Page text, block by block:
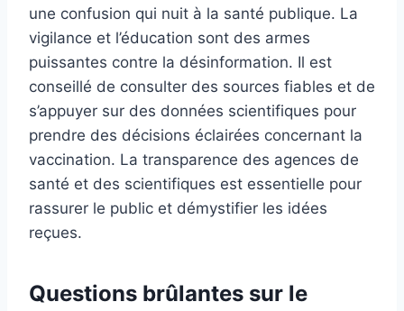
une confusion qui nuit à la santé publique. La
vigilance et l’éducation sont des armes
puissantes contre la désinformation. Il est
conseillé de consulter des sources fiables et de
s’appuyer sur des données scientifiques pour
prendre des décisions éclairées concernant la
vaccination. La transparence des agences de
santé et des scientifiques est essentielle pour
rassurer le public et démystifier les idées
reçues.
Questions brûlantes sur le